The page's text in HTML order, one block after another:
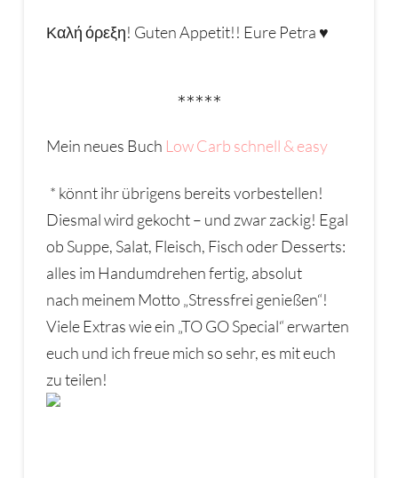
Καλή όρεξη! Guten Appetit!! Eure Petra ♥
*****
Mein neues Buch Low Carb schnell & easy
* könnt ihr übrigens bereits vorbestellen!
Diesmal wird gekocht – und zwar zackig! Egal
ob Suppe, Salat, Fleisch, Fisch oder Desserts:
alles im Handumdrehen fertig, absolut
nach meinem Motto „Stressfrei genießen“!
Viele Extras wie ein „TO GO Special“ erwarten
euch und ich freue mich so sehr, es mit euch
zu teilen!